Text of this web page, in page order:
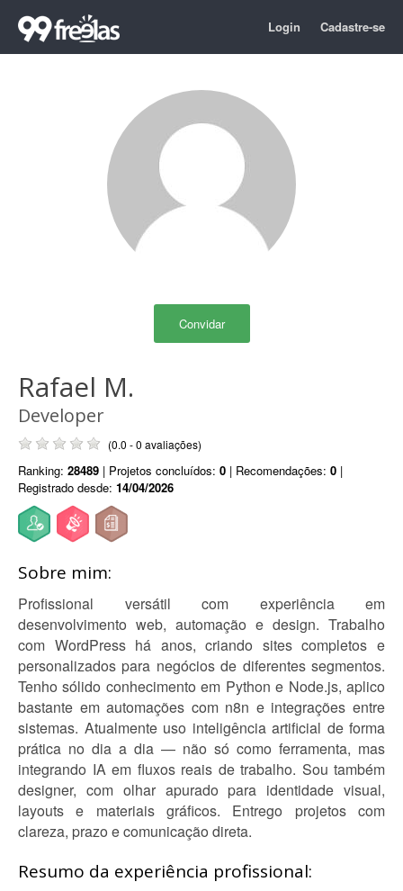
Login Cadastre-se
Convidar
Rafael M.
Developer
(0.0 - 0 avaliações)
Ranking: 28489 | Projetos concluídos: 0 | Recomendações: 0 |
Registrado desde: 14/04/2026
Sobre mim:
Profissional versátil com experiência em
desenvolvimento web, automação e design. Trabalho
com WordPress há anos, criando sites completos e
personalizados para negócios de diferentes segmentos.
Tenho sólido conhecimento em Python e Node.js, aplico
bastante em automações com n8n e integrações entre
sistemas. Atualmente uso inteligência artificial de forma
prática no dia a dia — não só como ferramenta, mas
integrando IA em fluxos reais de trabalho. Sou também
designer, com olhar apurado para identidade visual,
layouts e materiais gráficos. Entrego projetos com
clareza, prazo e comunicação direta.
Resumo da experiência profissional: